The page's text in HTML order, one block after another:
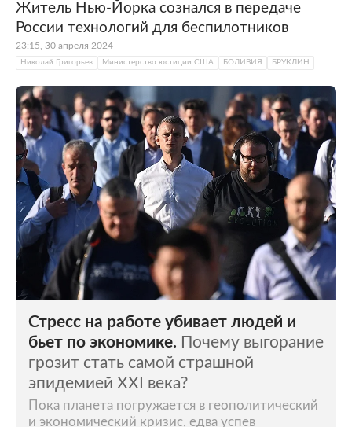
Житель Нью-Йорка сознался в передаче
России технологий для беспилотников
23:15, 30 апреля 2024
Николай Григорьев Министерство юстиции США БОЛИВИЯ БРУКЛИН
Стресс на работе убивает людей и
бьет по экономике. Почему выгорание
грозит стать самой страшной
эпидемией XXI века?
Пока планета погружается в геополитический
и экономический кризис, едва успев